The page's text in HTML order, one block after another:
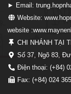
► Email:
Website:
website
CHI NHÁNH TẠI
Số 37, Ngõ 83,
Điện thoại: (+84)
Fax: (+84) 024